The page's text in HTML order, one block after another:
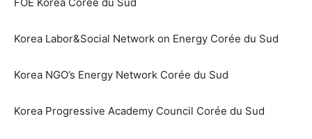
Korea Labor&Social Network on Energy Corée du Sud
Korea NGO’s Energy Network Corée du Sud
Korea Progressive Academy Council Corée du Sud